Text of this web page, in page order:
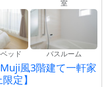
室
ッド バスルーム
風3階建て一軒家
定】